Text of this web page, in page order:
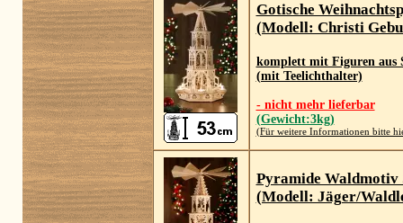
Gotische
(Modell: Christi
komplett mit Figuren aus
(mit Teelichthalter)
- nicht mehr lieferbar
(Gewicht:3kg)
(Für weitere Informationen bitte
Pyramide Waldmotiv
(Modell: Jäger/